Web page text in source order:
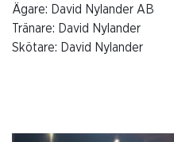
Ägare: David Nylander AB
Tränare: David Nylander
Skötare: David Nylander